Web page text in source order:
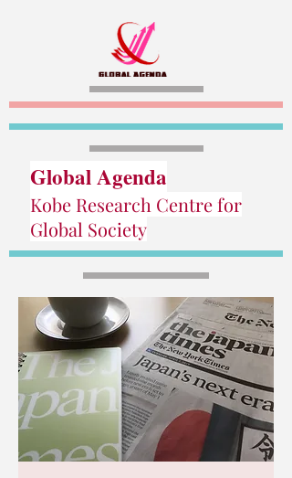
Global Agenda
Kobe Research Centre for
Global Society